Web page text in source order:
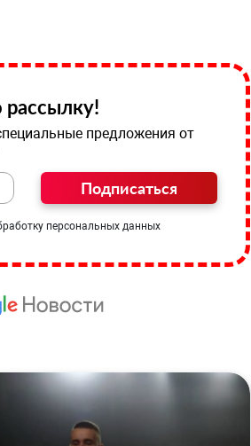
предложения от
Подписаться
персональных данных